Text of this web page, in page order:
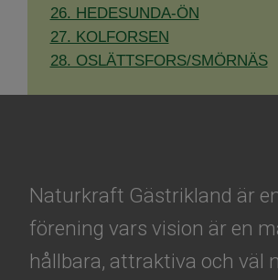
26. HEDESUNDA-ÖN
​​​​​​​27. KOLFORSEN​​​​​​​
​​​​​​​28. OSLÄTTSFORS/SMÖRNÄS
Naturkraft Gästrikland är
förening vars vision är en
hållbara, attraktiva och väl